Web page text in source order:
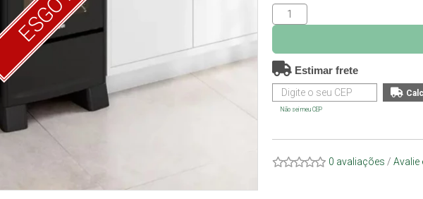
Estimar frete
Não sei meu CEP
0 avaliações / Avalie